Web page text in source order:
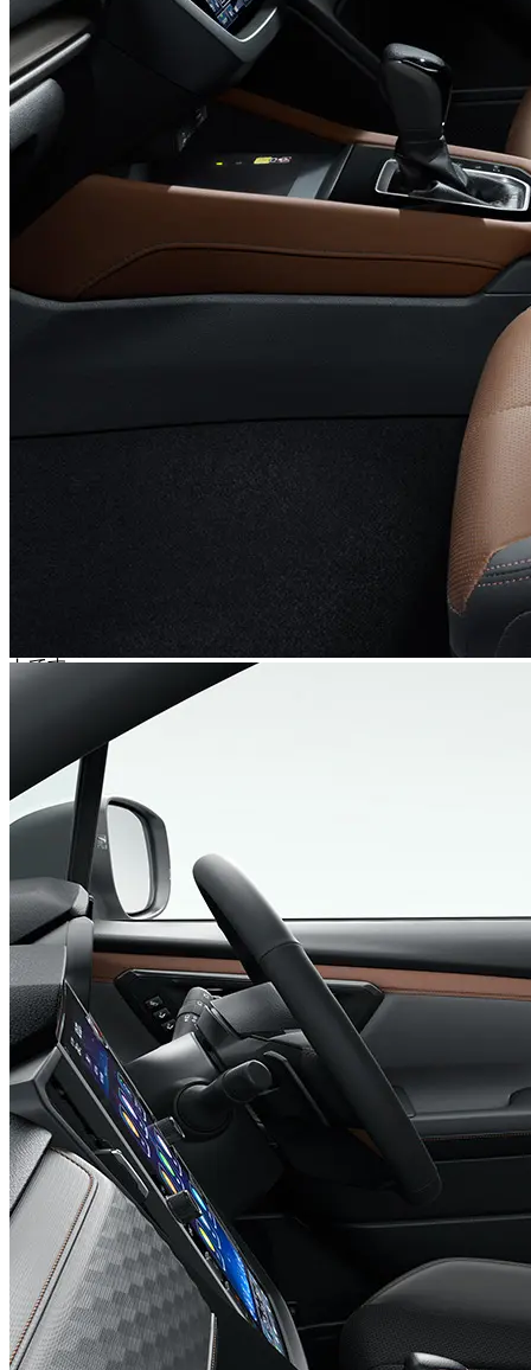
特にe-BOXERは、日常の走り出しから高速巡航まで、モー
ターがエンジンを巧みにアシストし、スムーズで静かな走り
を提供します。気になる燃費は、WLTCモードで
14.0km/L（e-BOXER車）。1.8Lターボ車は13.6km/Lと、
AWDのSUVとしては優れた数値を実現しています。
そして、あらゆる路面で発揮されるシンメトリカルAWDの
圧倒的な安定感こそ、フォレスター最大の魅力と言えるでし
ょう。雨の日や雪道、未舗装路でも、4つのタイヤが常に路
面をしっかりと掴み、ドライバーに絶大な安心感をもたらし
ます。悪路走破性を高める「X-MODE」も搭載し、スイッ
チひとつで雪道やぬかるみからの脱出を容易にします。
エンキロのカーリースで、賢くフォレスターに乗るという
エンキロのカーリースなら、頭金や初期費用を抑え、月額基
本料金と走った分に応じた距離料金の支払いで憧れの「フォ
レスター」に乗ることができます。自動車税、自賠責保険料
を月額基本料金に含めることもできるので、突発的な出費の
心配がありません。家計の管理が非常にしやすくなり、安心
また、契約期間や走行距離もあなたのライフスタイルに合わ
せて柔軟に選べるため、無理なく「フォレスター」のある生
活を始めることが可能です。ライフステージの変化に合わせ
て乗り換えを検討しやすい点も、カーリースの大きなメリッ
トです。
都会の洗練をまとい、上質な空間であなたを満たす「フォレ
スター」を、エンキロのカーリースで賢く手に入れてみませ
んか？きっと、これまで以上に豊かなカーライフが待ってい
るはずです。